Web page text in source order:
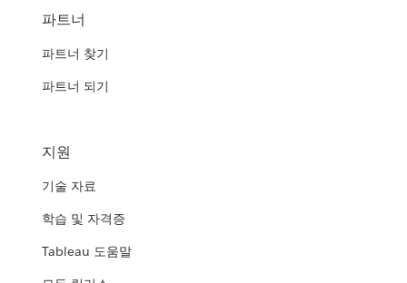
파트너
파트너 찾기
파트너 되기
지원
기술 자료
학습 및 자격증
Tableau 도움말